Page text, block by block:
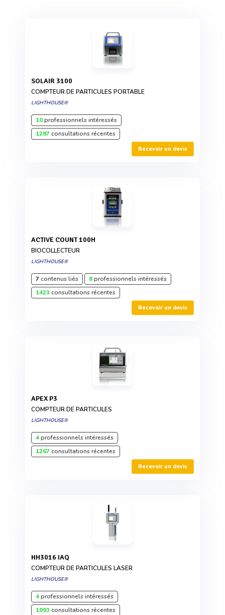
SOLAIR 3100
COMPTEUR DE PARTICULES PORTABLE
LIGHTHOUSE®
10professionnels intéressés
1287consultations récentes
Recevoir un devis
ACTIVE COUNT 100H
BIOCOLLECTEUR
LIGHTHOUSE®
7contenus liés 8professionnels intéressés
1423 consultations récentes
Recevoir un devis
APEX P3
COMPTEUR DE PARTICULES
LIGHTHOUSE®
4professionnels intéressés
1267consultations récentes
Recevoir un devis
HH3016 IAQ
COMPTEUR DE PARTICULES LASER
LIGHTHOUSE®
4professionnels intéressés
1093 consultations récentes